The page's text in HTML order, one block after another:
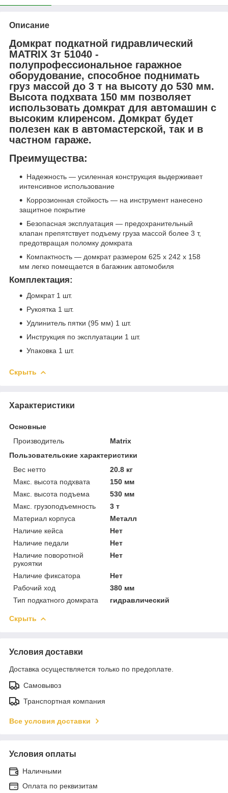
Описание
Домкрат подкатной гидравлический
MATRIX 3т 51040 -
полупрофессиональное гаражное
оборудование, способное поднимать
груз массой до 3 т на высоту до 530 мм.
Высота подхвата 150 мм позволяет
использовать домкрат для автомашин с
высоким клиренсом. Домкрат будет
полезен как в автомастерской, так и в
частном гараже.
Преимущества:
Надежность — усиленная конструкция выдерживает
интенсивное использование
Коррозионная стойкость — на инструмент нанесено
защитное покрытие
Безопасная эксплуатация — предохранительный
клапан препятствует подъему груза массой более 3 т,
предотвращая поломку домкрата
Компактность — домкрат размером 625 х 242 х 158
мм легко помещается в багажник автомобиля
Комплектация:
Домкрат 1 шт.
Рукоятка 1 шт.
Удлинитель пятки (95 мм) 1 шт.
Инструкция по эксплуатации 1 шт.
Упаковка 1 шт.
Скрыть
Характеристики
Основные
Производитель
Matrix
Пользовательские характеристики
Вес нетто
20.8 кг
Макс. высота подхвата
150 мм
Макс. высота подъема
530 мм
Макс. грузоподъемность
3 т
Материал корпуса
Металл
Наличие кейса
Нет
Наличие педали
Нет
Наличие поворотной
рукоятки
Нет
Наличие фиксатора
Нет
Рабочий ход
380 мм
Тип подкатного домкрата
гидравлический
Скрыть
Условия доставки
Доставка осуществляется только по предоплате.
Самовывоз
Транспортная компания
Все условия доставки
Условия оплаты
Наличными
Оплата по реквизитам